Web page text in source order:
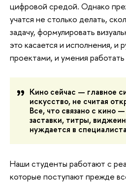
цифровой средой. Однако
учатся не столько делать,
задачу, формулировать
это касается и исполнения, и
проектами, и умения
Кино сейчас — главное
искусство, не считая
Все, что связано с кино
заставки, титры,
нуждается в
Наши студенты работают с
которые поступают прежде